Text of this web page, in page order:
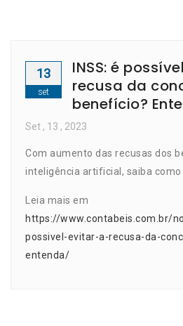
13
set
INSS: é
recusa da
benefício?
Set , 13 , 2023
Com aumento das recusas dos
inteligência artificial, saiba como
Leia mais em
https://www.contabeis.com.br/
possivel-evitar-a-recusa-da-
entenda/